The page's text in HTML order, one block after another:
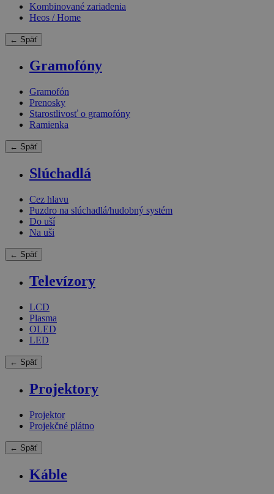
Kombinované zariadenia
Heos / Home
← Späť
Gramofóny
Gramofón
Prenosky
Starostlivosť o gramofóny
Ramienka
← Späť
Slúchadlá
Cez hlavu
Puzdro na slúchadlá/hudobný systém
Do uší
Na uši
← Späť
Televízory
LCD
Plasma
OLED
LED
← Späť
Projektory
Projektor
Projekčné plátno
← Späť
Káble